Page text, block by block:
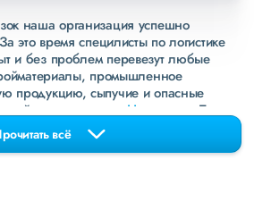
наша организация успешно
это время специлисты по логистике
и без проблем перевезут любые
промышленное
продукцию, сыпучие и опасные
зайдите в раздел
«Наш опыт»
. Там
которые обновляются несколько
мы запустили новые
ЛНР. Предоставляем все стандартные
всё